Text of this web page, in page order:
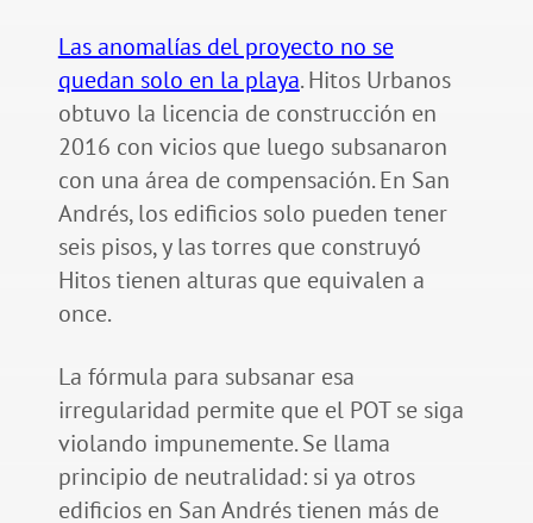
Las anomalías del proyecto no se
quedan solo en la playa. Hitos Urbanos
obtuvo la licencia de construcción en
2016 con vicios que luego subsanaron
con una área de compensación. En San
Andrés, los edificios solo pueden tener
seis pisos, y las torres que construyó
Hitos tienen alturas que equivalen a
once.
La fórmula para subsanar esa
irregularidad permite que el POT se siga
violando impunemente. Se llama
principio de neutralidad: si ya otros
edificios en San Andrés tienen más de